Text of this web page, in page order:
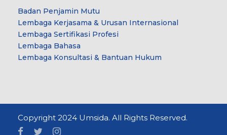
Badan Penjamin Mutu
Lembaga Kerjasama & Urusan Internasional
Lembaga Sertifikasi Profesi
Lembaga Bahasa
Lembaga Konsultasi & Bantuan Hukum
Copyright 2024 Umsida. All Rights Reserved.